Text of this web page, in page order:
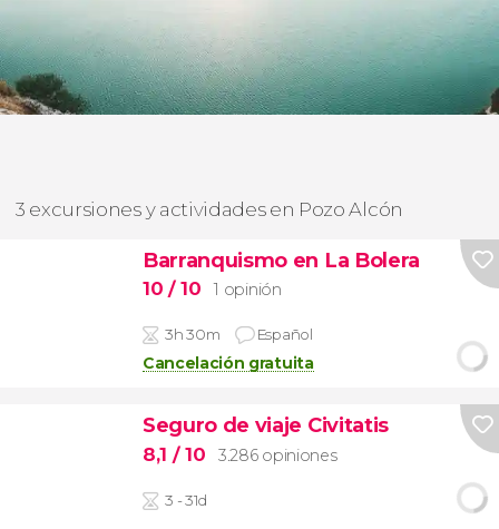
3 excursiones y actividades en Pozo Alcón
Barranquismo en La Bolera
10 / 10 1 opinión
3h 30m Español
Cancelación gratuita
Seguro de viaje Civitatis
8,1 / 10 3.286 opiniones
3 - 31d